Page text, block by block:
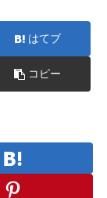
はてブ
コピー